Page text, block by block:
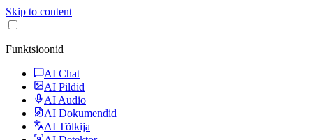
Skip to content
Funktsioonid
AI Chat
AI Pildid
AI Audio
AI Dokumendid
AI Tõlkija